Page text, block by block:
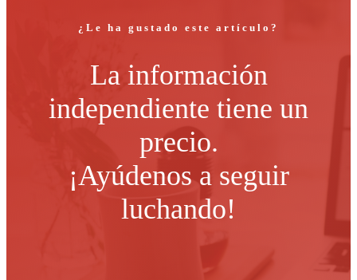
¿Le ha gustado este artículo?
La información
independiente tiene un
precio.
¡Ayúdenos a seguir
luchando!